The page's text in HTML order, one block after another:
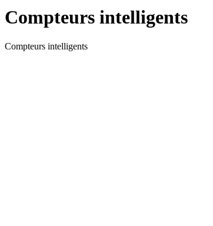
Compteurs intelligents
Compteurs intelligents